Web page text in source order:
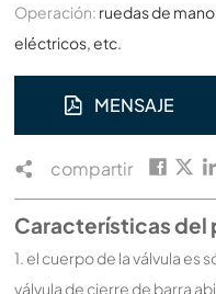
Operación: ruedas de
eléctricos, etc.
MENSAJE
compartir
Características del
1. el cuerpo de la válvula es
válvula de cierre de barra